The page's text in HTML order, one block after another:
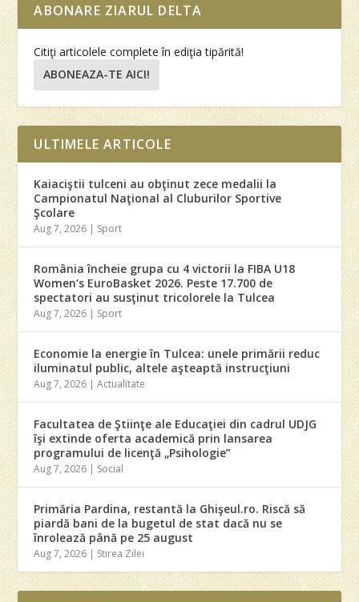
ABONARE ZIARUL DELTA
Citiţi articolele complete în ediţia tipărită!
ABONEAZA-TE AICI!
ULTIMELE ARTICOLE
Kaiaciştii tulceni au obţinut zece medalii la
Campionatul Naţional al Cluburilor Sportive
Şcolare
Aug 7, 2026 | Sport
România încheie grupa cu 4 victorii la FIBA U18
Women’s EuroBasket 2026. Peste 17.700 de
spectatori au susţinut tricolorele la Tulcea
Aug 7, 2026 | Sport
Economie la energie în Tulcea: unele primării reduc
iluminatul public, altele aşteaptă instrucţiuni
Aug 7, 2026 |Actualitate
Facultatea de Ştiinţe ale Educaţiei din cadrul UDJG
îşi extinde oferta academică prin lansarea
programului de licenţă „Psihologie”
Aug 7, 2026 | Social
Primăria Pardina, restantă la Ghişeul.ro. Riscă să
piardă bani de la bugetul de stat dacă nu se
înrolează până pe 25 august
Aug 7, 2026 | Stirea Zilei